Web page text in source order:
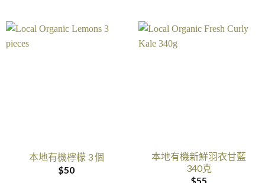
本地有機檸檬 3 個
$50
本地有機新鮮羽衣甘藍
340克
$55